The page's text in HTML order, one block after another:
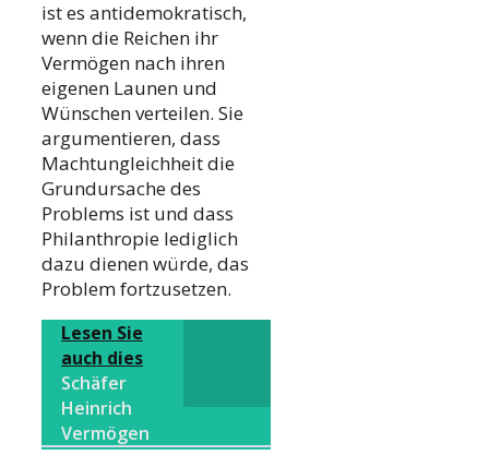
ist es antidemokratisch,
wenn die Reichen ihr
Vermögen nach ihren
eigenen Launen und
Wünschen verteilen. Sie
argumentieren, dass
Machtungleichheit die
Grundursache des
Problems ist und dass
Philanthropie lediglich
dazu dienen würde, das
Problem fortzusetzen.
Lesen Sie
auch dies
Schäfer
Heinrich
Vermögen